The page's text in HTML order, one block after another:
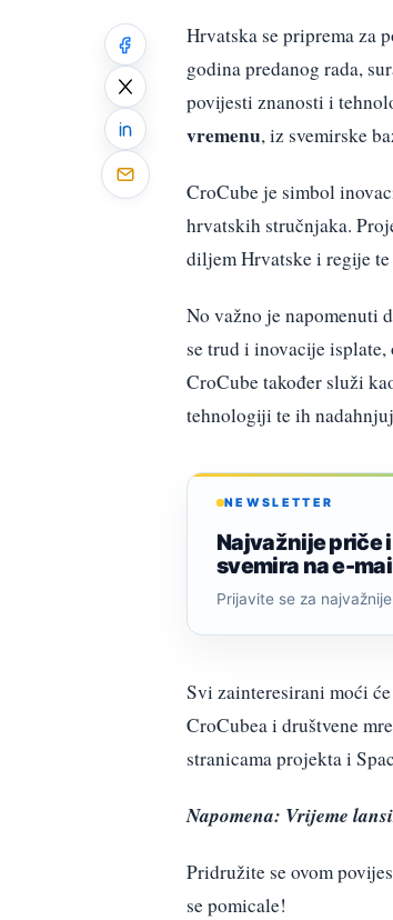
Hrvatska se priprema za
godina predanog rada,
povijesti znanosti i
vremenu, iz svemirske
CroCube je simbol
hrvatskih stručnjaka.
diljem Hrvatske i regije
No važno je napomenuti
se trud i inovacije
CroCube također služi
tehnologiji te ih
NEWSLETTER
Najvažnije priče
svemira na e-
Prijavite se za
Svi zainteresirani moći
CroCubea i društvene
stranicama projekta i
Napomena: Vrijeme
Pridružite se ovom
se pomicale!